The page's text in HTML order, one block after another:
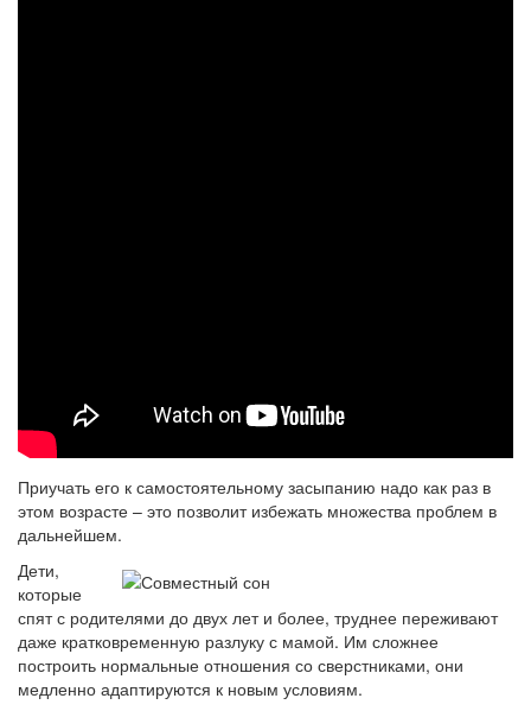
Приучать его к самостоятельному засыпанию надо как раз в
этом возрасте – это позволит избежать множества проблем в
дальнейшем.
Дети,
которые
спят с родителями до двух лет и более, труднее переживают
даже кратковременную разлуку с мамой. Им сложнее
построить нормальные отношения со сверстниками, они
медленно адаптируются к новым условиям.